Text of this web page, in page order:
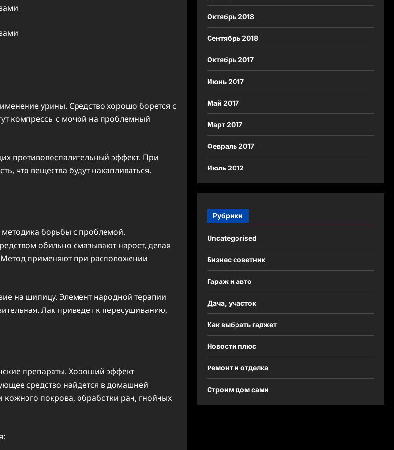
урины. Средство хорошо борется с
компрессы с мочой на проблемный
противовоспалительный эффект. При
что вещества будут накапливаться.
борьбы с проблемой.
обильно смазывают нарост, делая
Метод применяют при расположении
на шипицу. Элемент народной терапии
Лак приведет к пересушиванию,
препараты. Хороший эффект
средство найдется в домашней
покрова, обработки ран, гнойных
Октябрь 2018
Сентябрь 2018
Октябрь 2017
Июнь 2017
Май 2017
Март 2017
Февраль 2017
Июль 2012
Рубрики
Uncategorised
Бизнес советник
Гараж и авто
Дача, участок
Как выбрать гаджет
Новости плюс
Ремонт и отделка
Строим дом сами